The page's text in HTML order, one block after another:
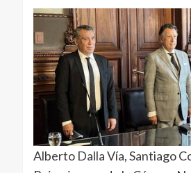
Alberto Dalla Vía, Santiago